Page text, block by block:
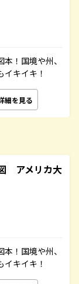
！国境や州、
キイキ！
細を見る
アメリカ大
！国境や州、
キイキ！